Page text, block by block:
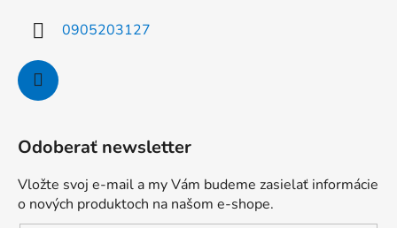
0905203127
Odoberať newsletter
Vložte svoj e-mail a my Vám budeme zasielať informácie
o nových produktoch na našom e-shope.